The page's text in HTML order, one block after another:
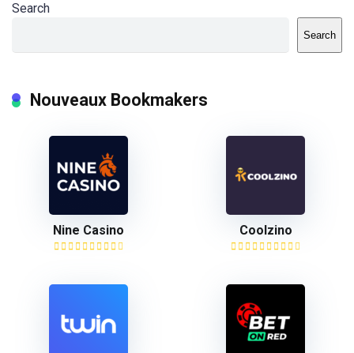
Search
Search
Nouveaux Bookmakers
Nine Casino Coolzino